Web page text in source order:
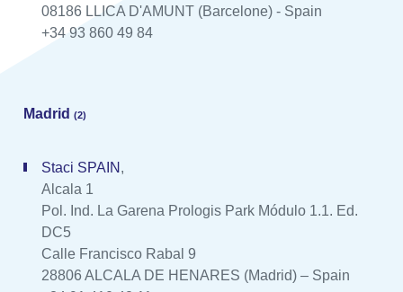
08186 LLICA D'AMUNT (Barcelone) - Spain
+34 93 860 49 84
Madrid (2)
Staci SPAIN ,
Alcala 1
Pol. Ind. La Garena Prologis Park Módulo 1.1. Ed.
DC5
Calle Francisco Rabal 9
28806 ALCALA DE HENARES (Madrid) – Spain